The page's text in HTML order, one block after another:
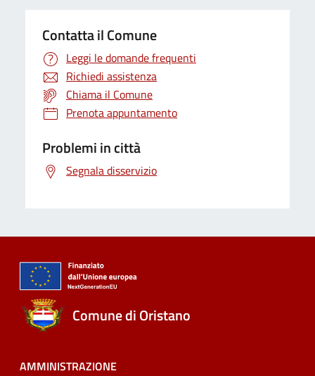
Contatta il Comune
Leggi le domande frequenti
Richiedi assistenza
Chiama il Comune
Prenota appuntamento
Problemi in città
Segnala disservizio
Comune di Oristano
AMMINISTRAZIONE